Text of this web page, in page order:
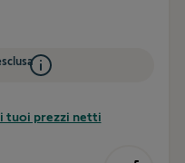
tuoi prezzi netti